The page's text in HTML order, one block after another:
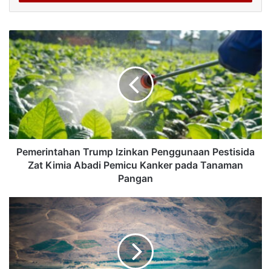
Pemerintahan Trump Izinkan Penggunaan Pestisida
Zat Kimia Abadi Pemicu Kanker pada Tanaman
Pangan